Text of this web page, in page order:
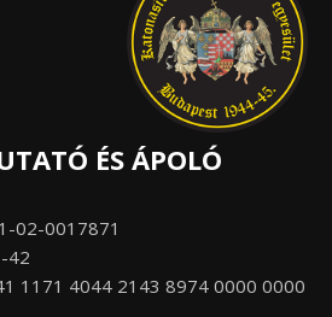
ÉS ÁPOLÓ
02-0017871
42
1171 4044 2143 8974 0000 0000